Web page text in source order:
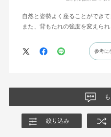
自然と姿勢よく座ることができて
また、背もたれの強度を変えられ
参考に
絞り込み